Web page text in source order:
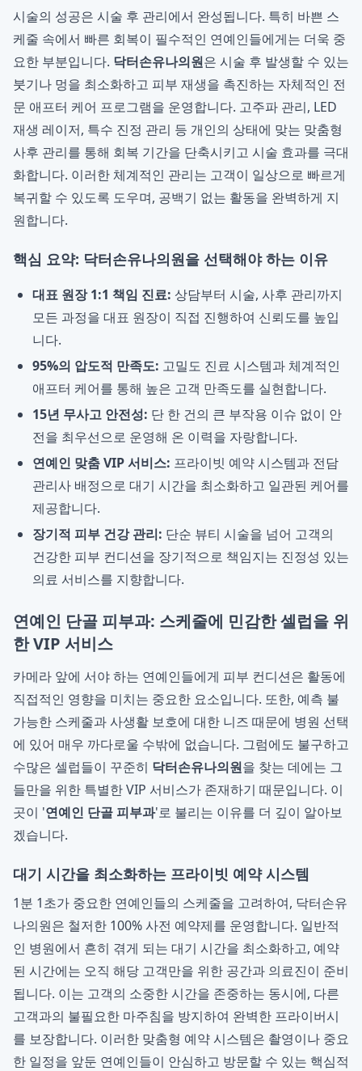
시술의 성공은 시술 후 관리에서 완성됩니다. 특히 바쁜 스
케줄 속에서 빠른 회복이 필수적인 연예인들에게는 더욱 중
요한 부분입니다. 닥터손유나의원은 시술 후 발생할 수 있는
붓기나 멍을 최소화하고 피부 재생을 촉진하는 자체적인 전
문 애프터 케어 프로그램을 운영합니다. 고주파 관리, LED
재생 레이저, 특수 진정 관리 등 개인의 상태에 맞는 맞춤형
사후 관리를 통해 회복 기간을 단축시키고 시술 효과를 극대
화합니다. 이러한 체계적인 관리는 고객이 일상으로 빠르게
복귀할 수 있도록 도우며, 공백기 없는 활동을 완벽하게 지
원합니다.
핵심 요약: 닥터손유나의원을 선택해야 하는 이유
대표 원장 1:1 책임 진료: 상담부터 시술, 사후 관리까지
모든 과정을 대표 원장이 직접 진행하여 신뢰도를 높입
니다.
95%의 압도적 만족도: 고밀도 진료 시스템과 체계적인
애프터 케어를 통해 높은 고객 만족도를 실현합니다.
15년 무사고 안전성: 단 한 건의 큰 부작용 이슈 없이 안
전을 최우선으로 운영해 온 이력을 자랑합니다.
연예인 맞춤 VIP 서비스: 프라이빗 예약 시스템과 전담
관리사 배정으로 대기 시간을 최소화하고 일관된 케어를
제공합니다.
장기적 피부 건강 관리: 단순 뷰티 시술을 넘어 고객의
건강한 피부 컨디션을 장기적으로 책임지는 진정성 있는
의료 서비스를 지향합니다.
연예인 단골 피부과: 스케줄에 민감한 셀럽을 위
한 VIP 서비스
카메라 앞에 서야 하는 연예인들에게 피부 컨디션은 활동에
직접적인 영향을 미치는 중요한 요소입니다. 또한, 예측 불
가능한 스케줄과 사생활 보호에 대한 니즈 때문에 병원 선택
에 있어 매우 까다로울 수밖에 없습니다. 그럼에도 불구하고
수많은 셀럽들이 꾸준히 닥터손유나의원을 찾는 데에는 그
들만을 위한 특별한 VIP 서비스가 존재하기 때문입니다. 이
곳이 '연예인 단골 피부과'로 불리는 이유를 더 깊이 알아보
겠습니다.
대기 시간을 최소화하는 프라이빗 예약 시스템
1분 1초가 중요한 연예인들의 스케줄을 고려하여, 닥터손유
나의원은 철저한 100% 사전 예약제를 운영합니다. 일반적
인 병원에서 흔히 겪게 되는 대기 시간을 최소화하고, 예약
된 시간에는 오직 해당 고객만을 위한 공간과 의료진이 준비
됩니다. 이는 고객의 소중한 시간을 존중하는 동시에, 다른
고객과의 불필요한 마주침을 방지하여 완벽한 프라이버시
를 보장합니다. 이러한 맞춤형 예약 시스템은 촬영이나 중요
한 일정을 앞둔 연예인들이 안심하고 방문할 수 있는 핵심적